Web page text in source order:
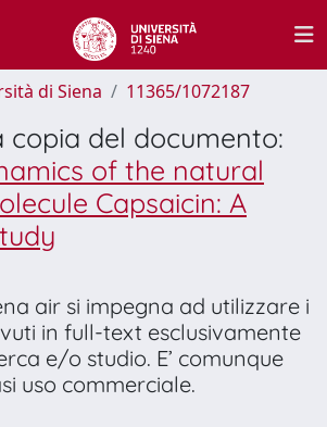
di Siena 11365/1072187
copia del documento:
of the natural
Capsaicin: A
air si impegna ad utilizzare i
in full-text esclusivamente
e/o studio. E’ comunque
uso commerciale.